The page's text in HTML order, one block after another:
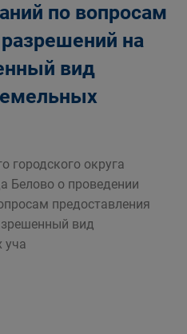
по вопросам
на
вид
городского округа
Белово о проведении
предоставления
вид
уча